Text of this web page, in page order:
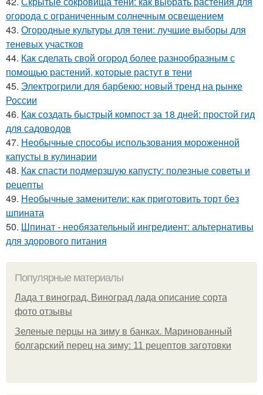
огорода с ограниченным солнечным освещением
43. Огородные культуры для тени: лучшие выборы для
теневых участков
44. Как сделать свой огород более разнообразным с
помощью растений, которые растут в тени
45. Электрогрили для барбекю: новый тренд на рынке
России
46. Как создать быстрый компост за 18 дней: простой гид
для садоводов
47. Необычные способы использования мороженной
капусты в кулинарии
48. Как спасти подмерзшую капусту: полезные советы и
рецепты
49. Необычные заменители: как приготовить торт без
шпината
50. Шпинат - необязательный ингредиент: альтернативы
для здорового питания
Популярные материалы
Лада т виноград. Виноград лада описание сорта
фото отзывы
Зеленые перцы на зиму в банках. Маринованный
болгарский перец на зиму: 11 рецептов заготовки